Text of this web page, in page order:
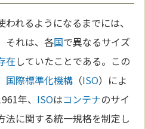
われるようになるまでには、
それは、各国で異なるサイズ
在していたことである。この
国際標準化機構 （ISO）によ
年、 ISOはコンテナのサイ
法に関する統一規格を制定し